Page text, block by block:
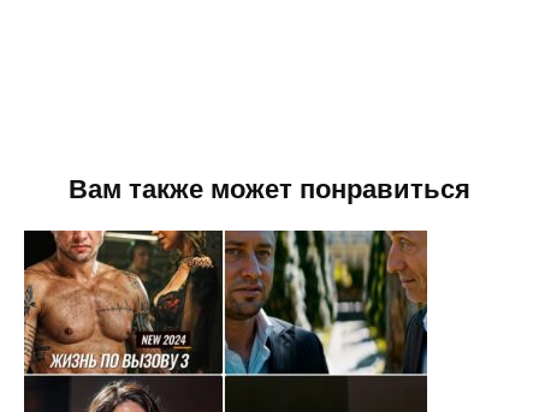
Вам также может понравиться